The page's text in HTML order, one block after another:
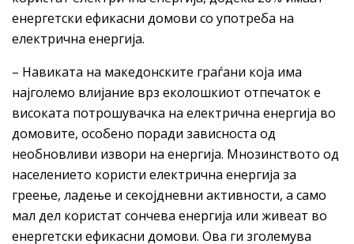
енергетски ефикасни домови со употреба на
електрична енергија.
– Навиката на македонските граѓани која има
најголемо влијание врз еколошкиот отпечаток е
високата потрошувачка на електрична енергија во
домовите, особено поради зависноста од
необновливи извори на енергија. Мнозинството од
населението користи електрична енергија за
греење, ладење и секојдневни активности, а само
мал дел користат сончева енергија или живеат во
енергетски ефикасни домови. Ова ги зголемува